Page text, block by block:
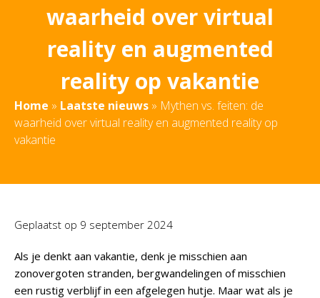
waarheid over virtual
reality en augmented
reality op vakantie
Home » Laatste nieuws » Mythen vs. feiten: de
waarheid over virtual reality en augmented reality op
vakantie
Geplaatst op 9 september 2024
Als je denkt aan vakantie, denk je misschien aan
zonovergoten stranden, bergwandelingen of misschien
een rustig verblijf in een afgelegen hutje. Maar wat als je